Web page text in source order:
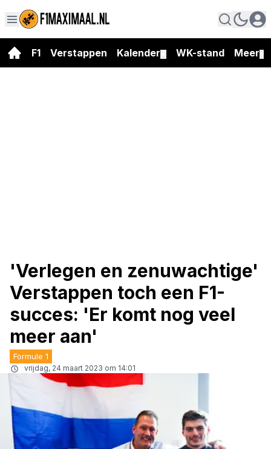
F1 Verstappen Kalender WK-stand Meer
'Verlegen en zenuwachtige'
Verstappen toch een F1-
succes: 'Er komt nog veel
meer aan'
Formule 1
vrijdag, 24 maart 2023 om 14:01